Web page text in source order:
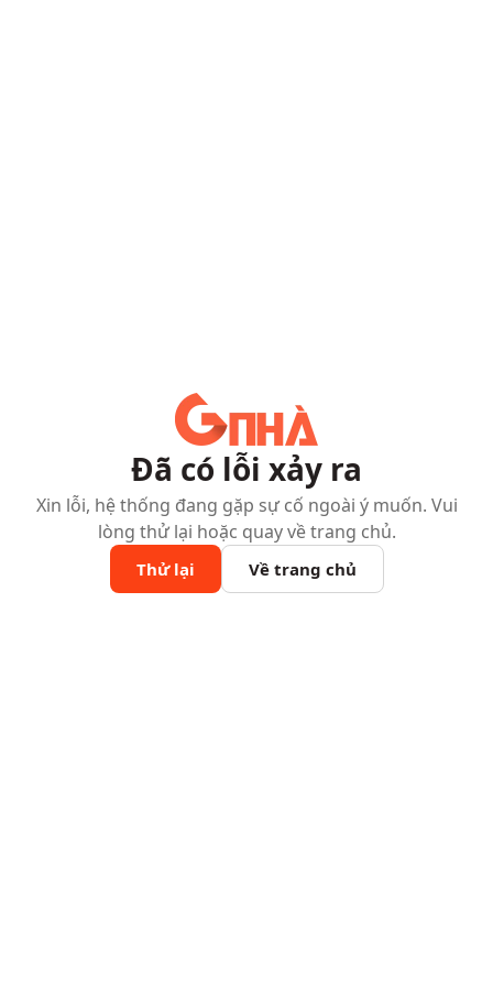
Đã có lỗi xảy ra
Xin lỗi, hệ thống đang gặp sự cố ngoài ý muốn. Vui
lòng thử lại hoặc quay về trang chủ.
Thử lại Về trang chủ